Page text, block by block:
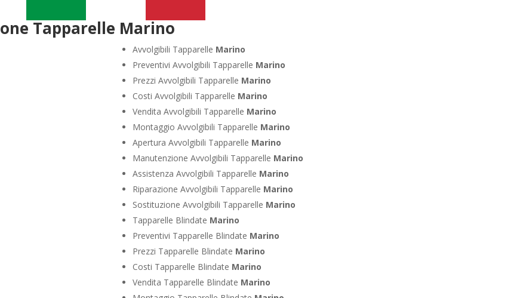
Tapparelle Marino
Avvolgibili Tapparelle Marino
Preventivi Avvolgibili Tapparelle Marino
Prezzi Avvolgibili Tapparelle Marino
Costi Avvolgibili Tapparelle Marino
Vendita Avvolgibili Tapparelle Marino
Montaggio Avvolgibili Tapparelle Marino
Apertura Avvolgibili Tapparelle Marino
Manutenzione Avvolgibili Tapparelle Marino
Assistenza Avvolgibili Tapparelle Marino
Riparazione Avvolgibili Tapparelle Marino
Sostituzione Avvolgibili Tapparelle Marino
Tapparelle Blindate Marino
Preventivi Tapparelle Blindate Marino
Prezzi Tapparelle Blindate Marino
Costi Tapparelle Blindate Marino
Vendita Tapparelle Blindate Marino